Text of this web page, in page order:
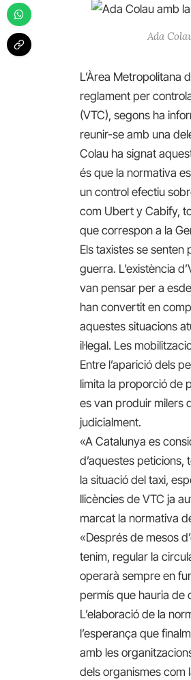
Ada
L’Àrea Metropolitana
reglament per
(VTC), segons ha
reunir-se amb una
Colau ha signat
és que la normativa
un control efectiu
com Ubert y Cabify,
que correspon a la
Els taxistes se
guerra. L’existència
van pensar per a
han convertit en
aquestes situacions
il·legal. Les
Entre l’aparició dels
limita la proporció de
es van produir milers
judicialment.
«A Catalunya es
d’aquestes
la situació del taxi,
llicències de VTC ja
marcat la normativa
«Després de mesos
tenim, regular la
operarà sempre en
permís que hauria de
L’elaboració de la
l’esperança que
amb les
dels organismes com